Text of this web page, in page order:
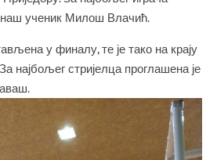
наш ученик Милош Влачић.
у финалу, те је тако на крају
најбољег стријелца проглашена је